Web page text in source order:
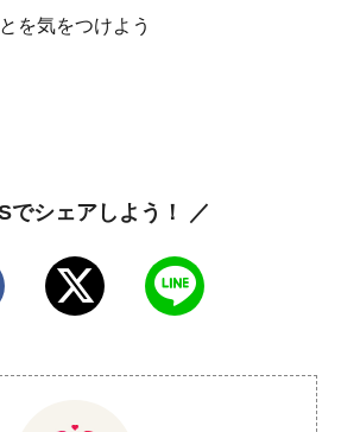
を気をつけよう
でシェアしよう！ ／